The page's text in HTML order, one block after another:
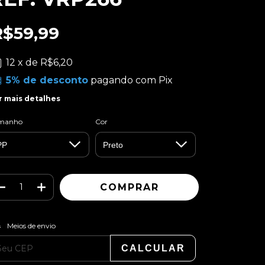
12 x de R$6,20
5% de desconto pagando com Pix
mais detalhes
Cor
para o CEP:
Meios de envio
CALCULAR